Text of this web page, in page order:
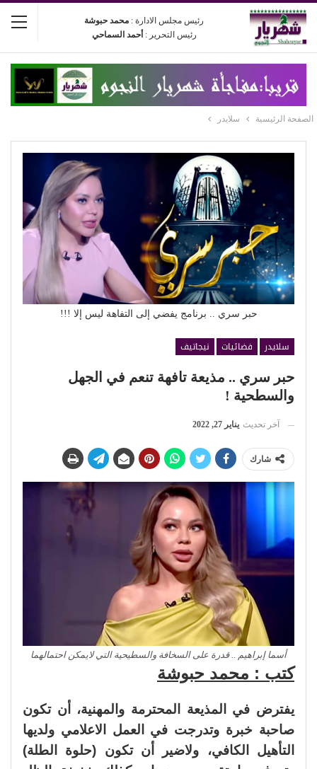
رئيس مجلس الادارة : محمد حبوشة
رئيس التحرير : أحمد السماحي
الصفحة الرئيسية سلايدر
حبر سري .. برنامج يفضي إلى التفاهة ليس إلا !!!
سلايدر فضائيات
نيجاتيف
حبر سري .. مذيعة تافهة تنعم في الجهل
والسطحية !
آخر تحديث يناير 27, 2022
شارك
أسما إبراهيم .. قدرة على السخافة والسطيحية التي لايمكن احتمالهما
كتب : محمد حبوشة
يفترض في المذيعة المحترمة والمهنية، أن تكون
صاحبة خبرة وتدرجت في العمل الاعلامي ولديها
التأهيل الكافي، ولاضير أن تكون (حلوة الطلة)